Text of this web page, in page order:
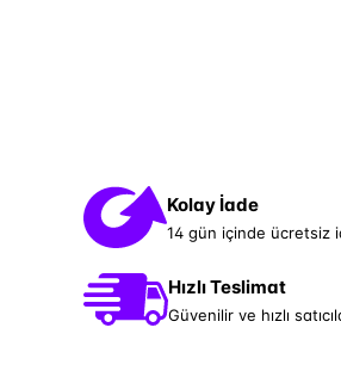
Kolay İade
14 gün içinde ücretsiz
Hızlı Teslimat
Güvenilir ve hızlı